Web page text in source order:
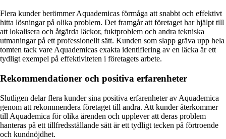
Flera kunder berömmer Aquademicas förmåga att snabbt och effektivt
hitta lösningar på olika problem. Det framgår att företaget har hjälpt till
att lokalisera och åtgärda läckor, fuktproblem och andra tekniska
utmaningar på ett professionellt sätt. Kunden som slapp gräva upp hela
tomten tack vare Aquademicas exakta identifiering av en läcka är ett
tydligt exempel på effektiviteten i företagets arbete.
Rekommendationer och positiva erfarenheter
Slutligen delar flera kunder sina positiva erfarenheter av Aquademica
genom att rekommendera företaget till andra. Att kunder återkommer
till Aquademica för olika ärenden och upplever att deras problem
hanteras på ett tillfredsställande sätt är ett tydligt tecken på förtroende
och kundnöjdhet.